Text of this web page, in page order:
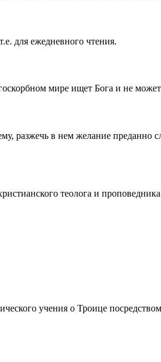
для ежедневного чтения.
мире ищет Бога и не
разжечь в нем желание
теолога и
учения о Троице